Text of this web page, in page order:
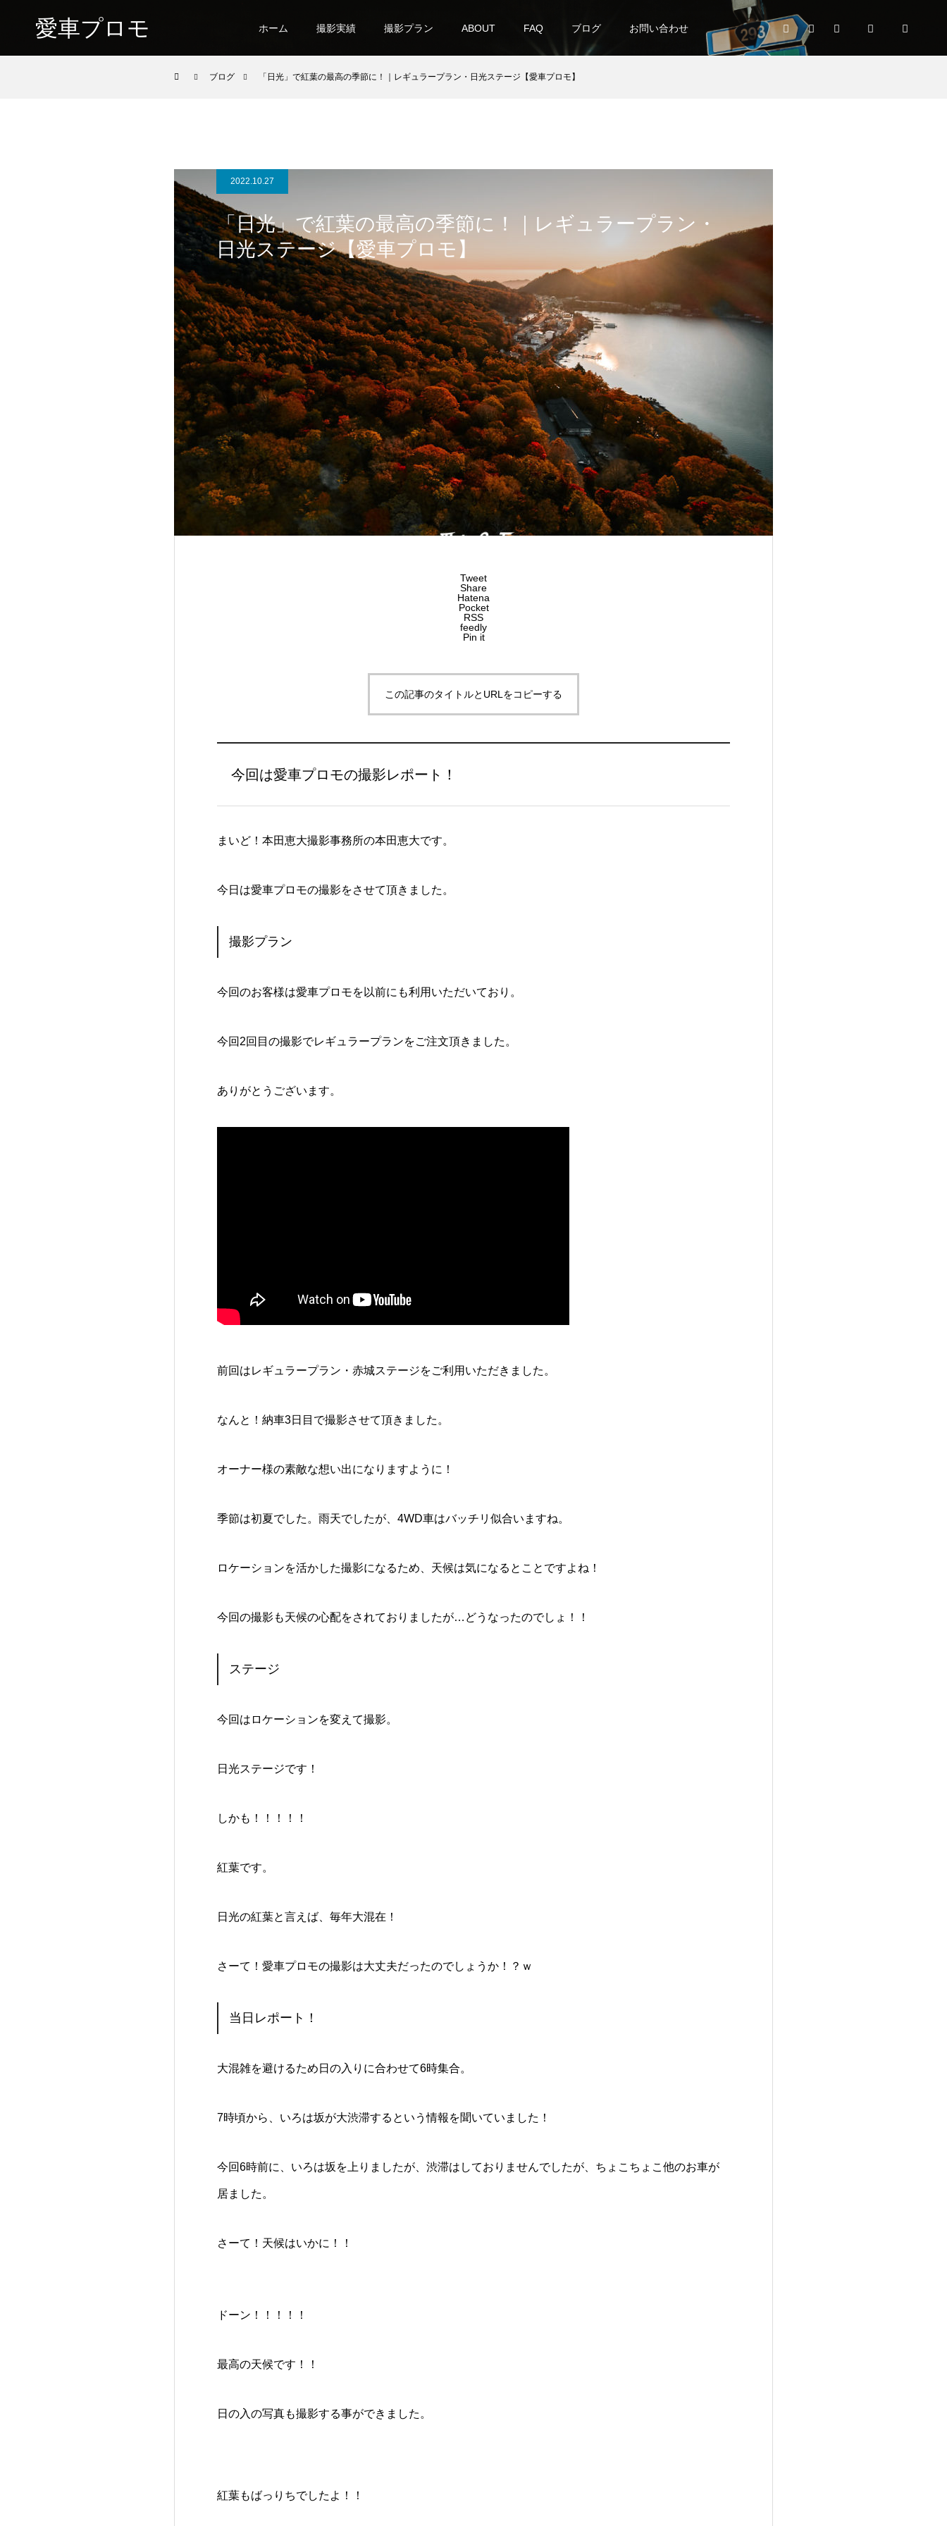
愛車プロモ ホーム 撮影実績 撮影プラン ABOUT FAQ ブログ お問い合わせ
ブログ 「日光」で紅葉の最高の季節に！｜レギュラープラン・日光ステージ【愛車プロモ】
2022.10.27
「日光」で紅葉の最高の季節に！｜レギュラープラン・
日光ステージ【愛車プロモ】
Tweet
Share
Hatena
Pocket
RSS
feedly
Pin it
この記事のタイトルとURLをコピーする
今回は愛車プロモの撮影レポート！
まいど！本田恵大撮影事務所の本田恵大です。
今日は愛車プロモの撮影をさせて頂きました。
撮影プラン
今回のお客様は愛車プロモを以前にも利用いただいており。
今回2回目の撮影でレギュラープランをご注文頂きました。
ありがとうございます。
前回はレギュラープラン・赤城ステージをご利用いただきました。
なんと！納車3日目で撮影させて頂きました。
オーナー様の素敵な想い出になりますように！
季節は初夏でした。雨天でしたが、4WD車はバッチリ似合いますね。
ロケーションを活かした撮影になるため、天候は気になるとことですよね！
今回の撮影も天候の心配をされておりましたが…どうなったのでしょ！！
ステージ
今回はロケーションを変えて撮影。
日光ステージです！
しかも！！！！！
紅葉です。
日光の紅葉と言えば、毎年大混在！
さーて！愛車プロモの撮影は大丈夫だったのでしょうか！？ｗ
当日レポート！
大混雑を避けるため日の入りに合わせて6時集合。
7時頃から、いろは坂が大渋滞するという情報を聞いていました！
今回6時前に、いろは坂を上りましたが、渋滞はしておりませんでしたが、ちょこちょこ他のお車が
居ました。
さーて！天候はいかに！！
ドーン！！！！！
最高の天候です！！
日の入の写真も撮影する事ができました。
紅葉もばっりちでしたよ！！